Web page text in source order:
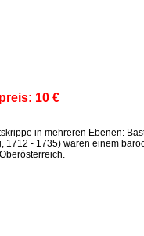
10 €
in mehreren Ebenen:
1712 - 1735) waren einem